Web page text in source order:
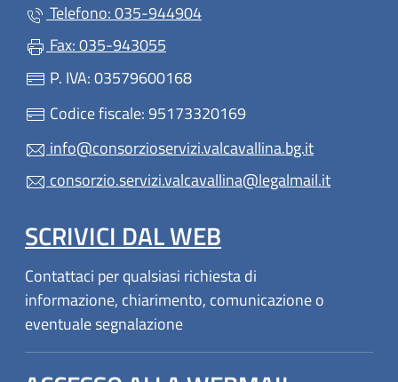
Telefono: 035-944904
Fax: 035-943055
P. IVA: 03579600168
Codice fiscale: 95173320169
info@consorzioservizi.valcavallina.bg.it
consorzio.servizi.valcavallina@legalmail.it
SCRIVICI DAL WEB
Contattaci per qualsiasi richiesta di
informazione, chiarimento, comunicazione o
eventuale segnalazione